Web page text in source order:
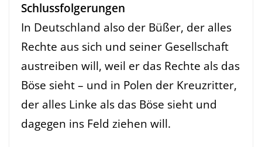
Schlussfolgerungen
In Deutschland also der Büßer, der alles
Rechte aus sich und seiner Gesellschaft
austreiben will, weil er das Rechte als das
Böse sieht – und in Polen der Kreuzritter,
der alles Linke als das Böse sieht und
dagegen ins Feld ziehen will.